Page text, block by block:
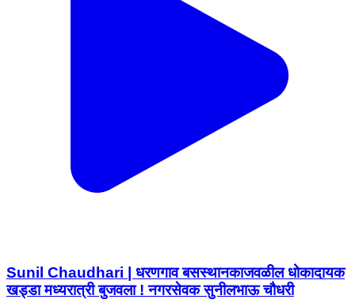
Sunil Chaudhari | धरणगाव बसस्थानकाजवळील धोकादायक
खड्डा मध्यरात्री बुजवला ! नगरसेवक सुनीलभाऊ चौधरी